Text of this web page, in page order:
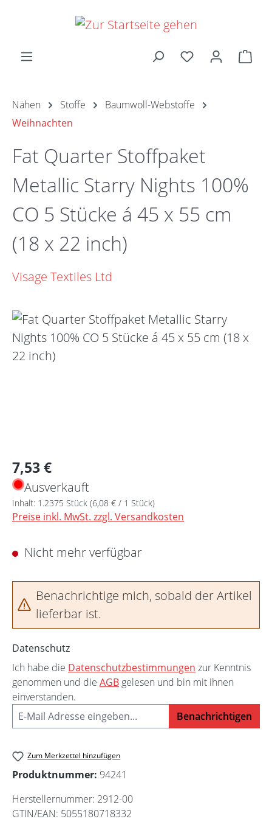
Zum Hauptinhalt springen
Nähen Stoffe
Baumwoll-Webstoffe
Weihnachten
Fat Quarter Stoffpaket
Metallic Starry Nights 100%
CO 5 Stücke á 45 x 55 cm
(18 x 22 inch)
Visage Textiles Ltd
Bildergalerie überspringen
Regulärer Preis:
7,53 €
Ausverkauft
Inhalt: 1.2375 Stück (6,08 € / 1 Stück)
Preise inkl. MwSt. zzgl. Versandkosten
Nicht mehr verfügbar
Benachrichtige mich, sobald der Artikel
lieferbar ist.
Datenschutz
Ich habe die Datenschutzbestimmungen zur Kenntnis
genommen und die AGB gelesen und bin mit ihnen
einverstanden.
Benachrichtigen
Zum Merkzettel hinzufügen
Produktnummer: 94241
Herstellernummer: 2912-00
GTIN/EAN: 5055180718332